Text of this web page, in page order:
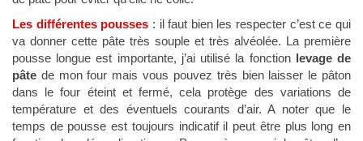
Les différentes pousses : il faut bien les respecter c’est ce qui
va donner cette pâte très souple et très alvéolée. La première
pousse longue est importante, j’ai utilisé la fonction levage de
pâte de mon four mais vous pouvez très bien laisser le pâton
dans le four éteint et fermé, cela protège des variations de
température et des éventuels courants d’air. A noter que le
temps de pousse est toujours indicatif il peut être plus long en